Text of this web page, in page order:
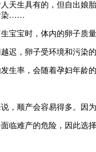
天生具有的，但自出娘
染……
宝宝时，体内的卵子质
迟，卵子受环境和污染
生率，会随着孕妇年龄
，顺产会容易得多。因
临难产的危险，因此选